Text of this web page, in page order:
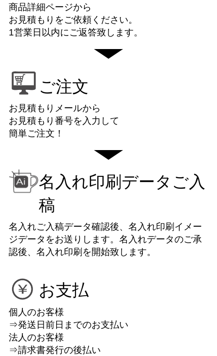
商品詳細ページから
お見積もりをご依頼ください。
1営業日以内にご返答致します。
ご注文
お見積もりメールから
お見積もり番号を入力して
簡単ご注文！
名入れ印刷データご入
稿
名入れご入稿データ確認後、名入れ印刷イメー
ジデータをお送りします。名入れデータのご承
認後、名入れ印刷を開始致します。
お支払
個人のお客様
⇒発送日前日までのお支払い
法人のお客様
⇒請求書発行の後払い